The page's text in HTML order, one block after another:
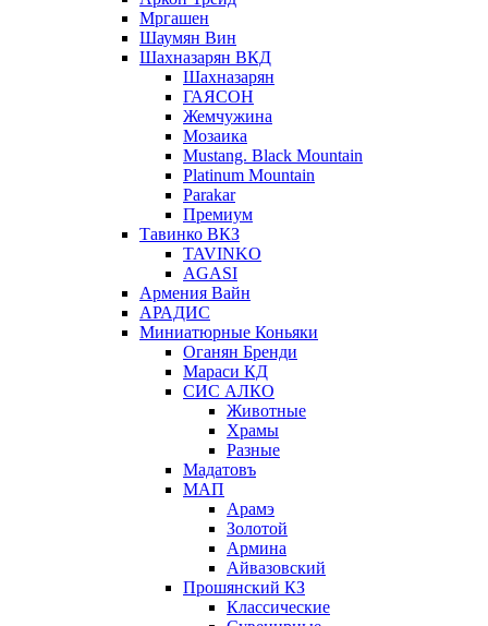
Мргашен
Шаумян Вин
Шахназарян ВКД
Шахназарян
ГАЯСОН
Жемчужина
Мозаика
Mustang. Black Mountain
Platinum Mountain
Parakar
Премиум
Тавинко ВКЗ
TAVINKO
AGASI
Армения Вайн
АРАДИС
Миниатюрные Коньяки
Оганян Бренди
Мараси КД
СИС АЛКО
Животные
Храмы
Разные
Мадатовъ
МАП
Арамэ
Золотой
Армина
Айвазовский
Прошянский КЗ
Классические